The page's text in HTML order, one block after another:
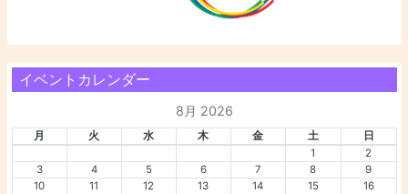
イベントカレンダー
8月 2026
月 火 水 木 金 土
日
1
2
3
4 5 6 7 8
9
10
11 12 13 14 15
16